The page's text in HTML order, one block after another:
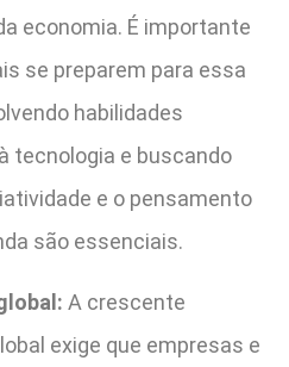
economia. É importante
se preparem para essa
habilidades
tecnologia e buscando
e o pensamento
são essenciais.
A crescente
exige que empresas e